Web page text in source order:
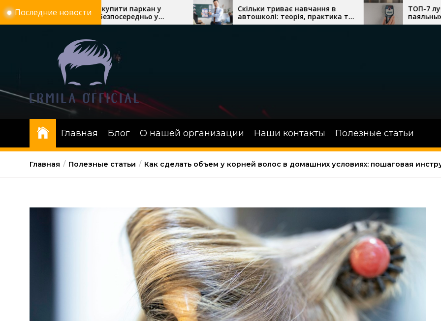
Перейти
к
Последние новости
купити паркан у
безпосередньо у
«Евроворота»
Скільки триває навчання в
автошколі: теорія, практика та
онлайн-уроки водіння
ТОП-7 лучших
паяльных станций с феном
сложного монтажа
Главная Блог О нашей организации Наши контакты Полезные статьи
Главная Полезные статьи Как сделать объем у корней волос в домашних условиях: пошаговая